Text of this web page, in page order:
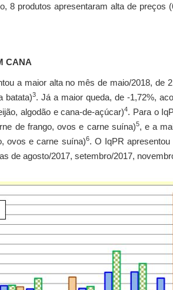
8 produtos apresentaram alta de preços
CANA
a maior alta no mês de maio/2018, de
batata)3. Já a maior queda, de -1,72%,
algodão e cana-de-açúcar)4. Para o
de frango, ovos e carne suína)5, e a
ovos e carne suína)6. O IqPR
de agosto/2017, setembro/2017,